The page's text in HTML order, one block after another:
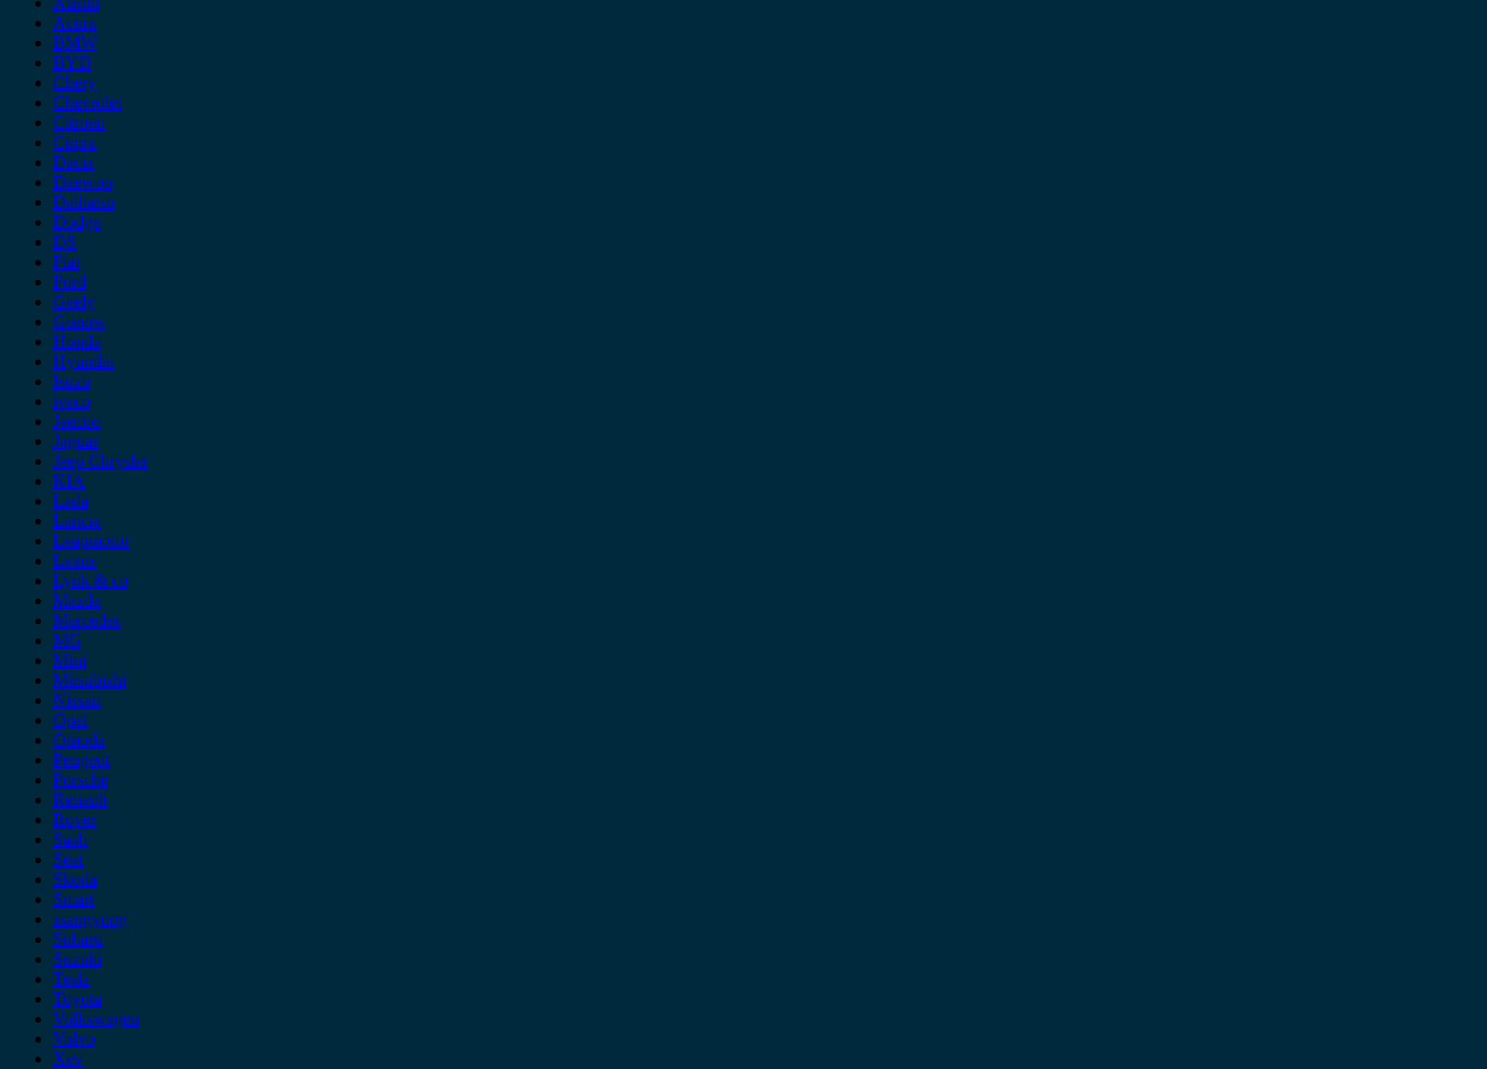
Acura
BMW
BYD
Chery
Chevrolet
Citroen
Cupra
Dacia
Daewoo
Daihatsu
Dodge
DS
Fiat
Ford
Geely
Gonow
Honda
Hyundai
Isuzu
iveco
Jaecoo
Jaguar
Jeep Chrysler
KIA
Lada
Lancia
Leapmotor
Lexus
Lynk & co
Mazda
Mercedes
MG
Mini
Mitsubishi
Nissan
Opel
Omoda
Peugeot
Porsche
Renault
Rover
Saab
Seat
Skoda
Smart
ssangyong
Subaru
Suzuki
Tesla
Toyota
Volkswagen
Volvo
Xev